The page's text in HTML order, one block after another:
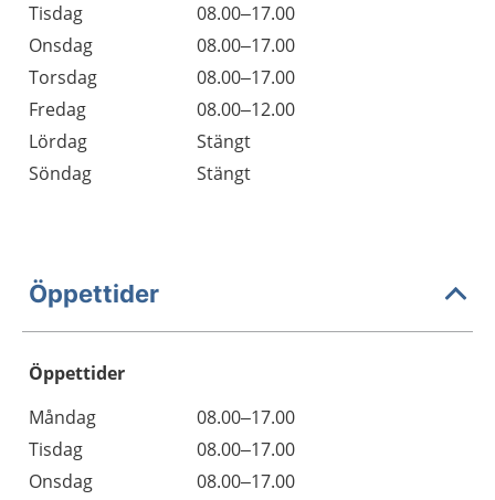
Tisdag
08.00–17.00
Onsdag
08.00–17.00
Torsdag
08.00–17.00
Fredag
08.00–12.00
Lördag
Stängt
Söndag
Stängt
Öppettider
Öppettider
Dag
Öppettider
Kommentarer
Måndag
08.00–17.00
Tisdag
08.00–17.00
Onsdag
08.00–17.00